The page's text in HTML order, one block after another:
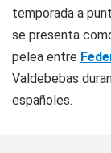
temporada a
se presenta
pelea entre
Valdebebas
españoles.